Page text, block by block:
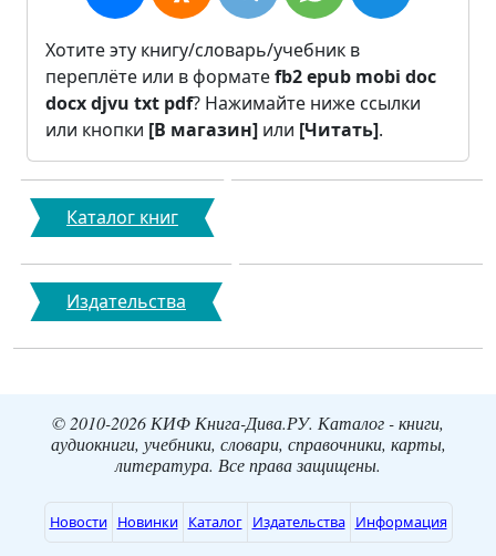
Хотите эту книгу/словарь/учебник в
переплёте или в форматеfb2epub mobi doc
docxdjvu txt pdf? Нажимайте ниже ссылки
или кнопки [В магазин] или [Читать].
Каталог книг
Издательства
© 2010-2026 КИФ Книга-Дива.РУ. Каталог - книги,
аудиокниги, учебники, словари, справочники, карты,
литература. Все права защищены.
Новости Новинки Каталог Издательства Информация